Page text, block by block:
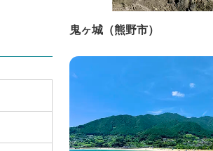
鬼ヶ城（熊野市）